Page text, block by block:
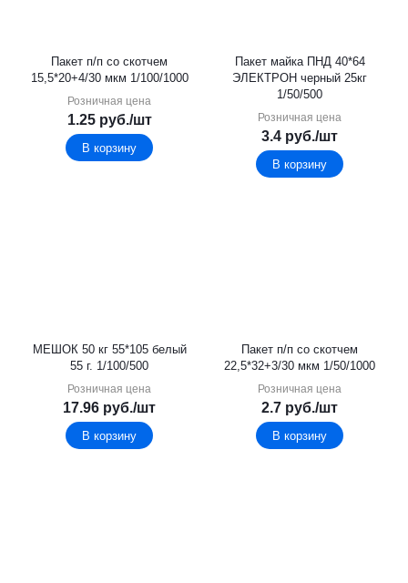
Пакет п/п со скотчем
15,5*20+4/30 мкм 1/100/1000
Розничная цена
1.25руб./шт
В корзину
Пакет майка ПНД 40*64
ЭЛЕКТРОН черный 25кг
1/50/500
Розничная цена
3.4 руб./шт
В корзину
МЕШОК 50 кг 55*105 белый
55 г. 1/100/500
Розничная цена
17.96 руб./шт
В корзину
Пакет п/п со скотчем
22,5*32+3/30 мкм 1/50/1000
Розничная цена
2.7 руб./шт
В корзину